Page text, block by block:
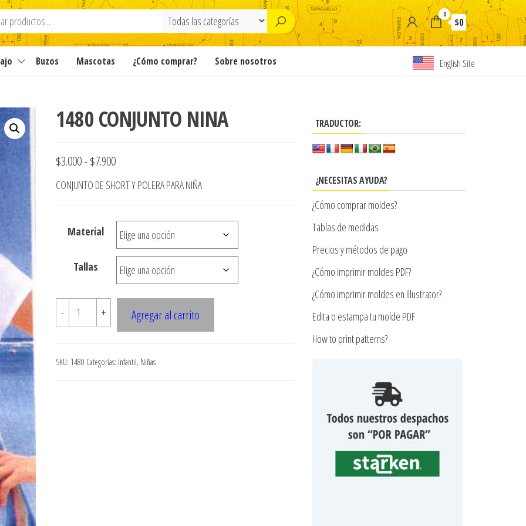
0
$0
Buzos Mascotas ¿Cómo comprar? Sobre nosotros English Site
1480 CONJUNTO NINA
$3.000- $7.900Rango
de
desde
$3.000
hasta
$7.900
CONJUNTO DE SHORT Y POLERA PARA NIÑA
Material
Tallas
-
1480
CONJUNTO
cantidad
+ Agregar al carrito
SKU: 1480 Categorías: Infantil, Niñas
TRADUCTOR:
¿NECESITAS AYUDA?
¿Cómo comprar moldes?
Tablas de medidas
Precios y métodos de pago
¿Cómo imprimir moldes PDF?
¿Cómo imprimir moldes en Illustrator?
Edita o estampa tu molde PDF
How to print patterns?